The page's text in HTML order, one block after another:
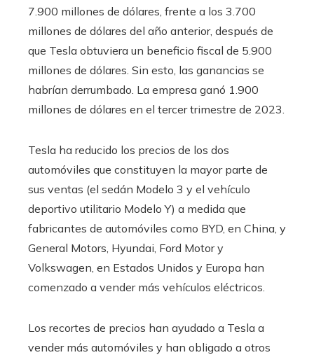
7.900 millones de dólares, frente a los 3.700
millones de dólares del año anterior, después de
que Tesla obtuviera un beneficio fiscal de 5.900
millones de dólares. Sin esto, las ganancias se
habrían derrumbado. La empresa ganó 1.900
millones de dólares en el tercer trimestre de 2023.
Tesla ha reducido los precios de los dos
automóviles que constituyen la mayor parte de
sus ventas (el sedán Modelo 3 y el vehículo
deportivo utilitario Modelo Y) a medida que
fabricantes de automóviles como BYD, en China, y
General Motors, Hyundai, Ford Motor y
Volkswagen, en Estados Unidos y Europa han
comenzado a vender más vehículos eléctricos.
Los recortes de precios han ayudado a Tesla a
vender más automóviles y han obligado a otros